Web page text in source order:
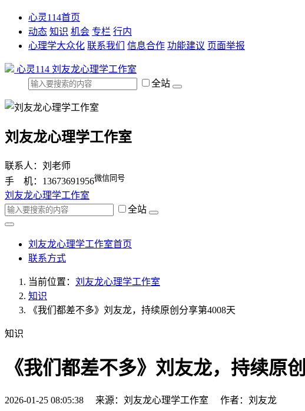
心灵114首页
动态 知识 机会 专栏 行内
心理学大众化 联系我们 信息合作 功能建议 页面举报
心灵114 刘友龙心理学工作室
全站
刘友龙心理学工作室
联系人：刘老师
手 机：13673691956微信同号
刘友龙心理学工作室
全站
刘友龙心理学工作室首页
联系方式
当前位置： 刘友龙心理学工作室
知识
《我们都差不多》刘友龙，持续原创分享第4008天
知识
《我们都差不多》刘友龙，持续原
2026-01-25 08:05:38 来源：刘友龙心理学工作室 作者：刘友龙